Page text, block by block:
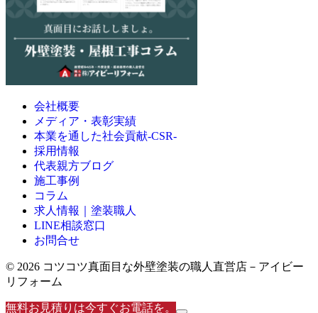
会社概要
メディア・表彰実績
本業を通した社会貢献-CSR-
採用情報
代表親方ブログ
施工事例
コラム
求人情報｜塗装職人
LINE相談窓口
お問合せ
© 2026 コツコツ真面目な外壁塗装の職人直営店－アイビー
リフォーム
無料お見積りは今すぐお電話を。